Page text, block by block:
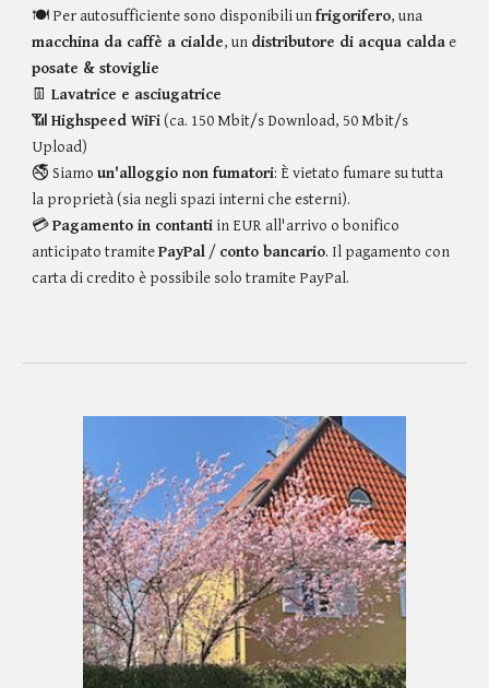
🍽️ Per autosufficiente sono disponibili unfrigorifero, una
macchina da caffè a cialde, un distributore di acqua calda e
posate & stoviglie
👖Lavatrice e asciugatrice
📶Highspeed WiFi(ca. 150 Mbit/s Download, 50 Mbit/s
Upload)
🚭 Siamoun'alloggio non fumatori: È vietato fumare su tutta
la proprietà (sia negli spazi interni che esterni).
💳Pagamento in contanti in EUR all'arrivo o bonifico
anticipato tramitePayPal / conto bancario. Il pagamento con
carta di credito è possibile solo tramite PayPal.